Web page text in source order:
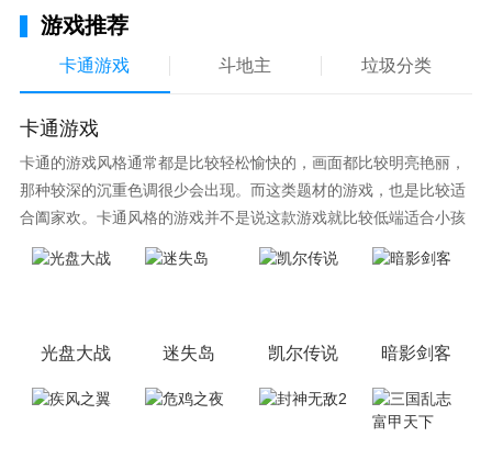
1、每一段梦境，都是我们必经的旅程，这些在路途中
发生的奇怪现象，也预示着我们在未来的人生中将要面
对的各种困惑和艰险，但是不要怕，不管前方有多少的
荆棘，等待着我们的，都不会是绝望的胡同;
2、这里还有着各种各样的怪异谜题，带我们反复兜
转，进入了迷宫般的世界，让我们通过不断的探索，去
发现这个世界的美丽所在，领悟到人生的真谛。
游戏推荐
卡通游戏 斗地主 垃圾分类
卡通游戏
卡通的游戏风格通常都是比较轻松愉快的，画面都比较明亮艳丽，
那种较深的沉重色调很少会出现。而这类题材的游戏，也是比较适
合阖家欢。卡通风格的游戏并不是说这款游戏就比较低端适合小孩
子玩，因为很多游戏厂商会故意把游戏中添加进入卡通元素，这也
光盘大战 迷失岛 凯尔传说 暗影剑客